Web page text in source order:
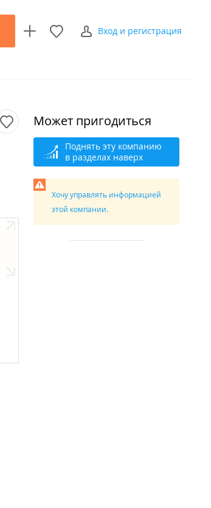
Вход и регистрация
Может пригодиться
Поднять эту компанию
в разделах наверх
Хочу управлять информацией
этой компании.